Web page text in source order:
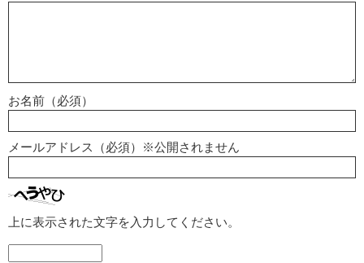
お名前（必須）
メールアドレス（必須）※公開されません
上に表示された文字を入力してください。